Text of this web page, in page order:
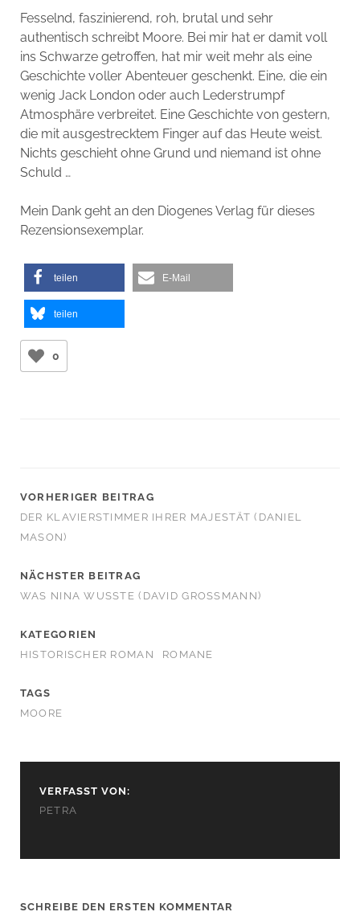
Fesselnd, faszinierend, roh, brutal und sehr
authentisch schreibt Moore. Bei mir hat er damit voll
ins Schwarze getroffen, hat mir weit mehr als eine
Geschichte voller Abenteuer geschenkt. Eine, die ein
wenig Jack London oder auch Lederstrumpf
Atmosphäre verbreitet. Eine Geschichte von gestern,
die mit ausgestrecktem Finger auf das Heute weist.
Nichts geschieht ohne Grund und niemand ist ohne
Schuld …
Mein Dank geht an den Diogenes Verlag für dieses
Rezensionsexemplar.
teilen E-Mail
teilen
0
VORHERIGER BEITRAG
DER KLAVIERSTIMMER IHRER MAJESTÄT (DANIEL
MASON)
NÄCHSTER BEITRAG
WAS NINA WUSSTE (DAVID GROSSMANN)
KATEGORIEN
HISTORISCHER ROMAN
ROMANE
TAGS
MOORE
VERFASST VON:
PETRA
SCHREIBE DEN ERSTEN KOMMENTAR